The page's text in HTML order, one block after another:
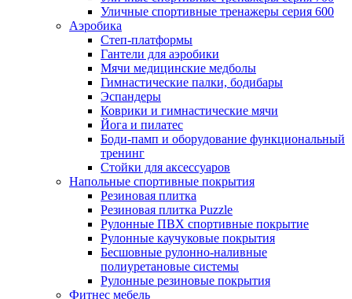
Уличные спортивные тренажеры серия 600
Аэробика
Степ-платформы
Гантели для аэробики
Мячи медицинские медболы
Гимнастические палки, бодибары
Эспандеры
Коврики и гимнастические мячи
Йога и пилатес
Боди-памп и оборудование функциональный
тренинг
Стойки для аксессуаров
Напольные спортивные покрытия
Резиновая плитка
Резиновая плитка Puzzle
Рулонные ПВХ спортивные покрытие
Рулонные каучуковые покрытия
Бесшовные рулонно-наливные
полиуретановые системы
Рулонные резиновые покрытия
Фитнес мебель